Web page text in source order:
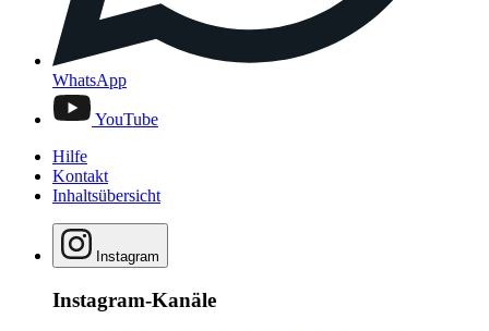
WhatsApp
YouTube
Hilfe
Kontakt
Inhaltsübersicht
Instagram
Instagram-Kanäle